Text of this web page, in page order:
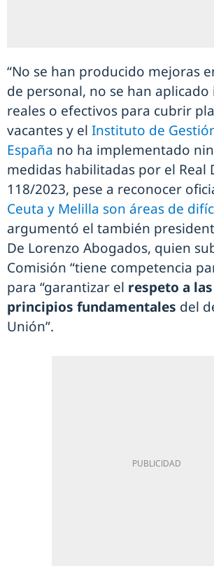
“No se han producido mejoras
de personal, no se han
reales o efectivos para cubrir
vacantes y el Instituto de
España no ha implementado
medidas habilitadas por el Real
118/2023, pese a reconocer
Ceuta y Melilla son áreas de
argumentó el también
De Lorenzo Abogados, quien
Comisión “tiene competencia
para “garantizar el respeto a
principios fundamentales del
Unión”.